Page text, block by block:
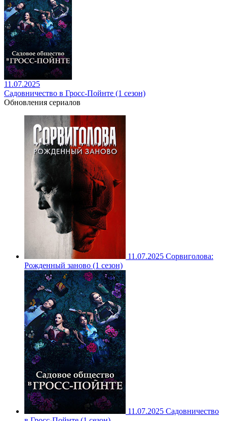
11.07.2025
Садовничество в Гросс-Пойнте (1 сезон)
Обновления сериалов
11.07.2025 Сорвиголова:
Рожденный заново (1 сезон)
11.07.2025 Садовничество